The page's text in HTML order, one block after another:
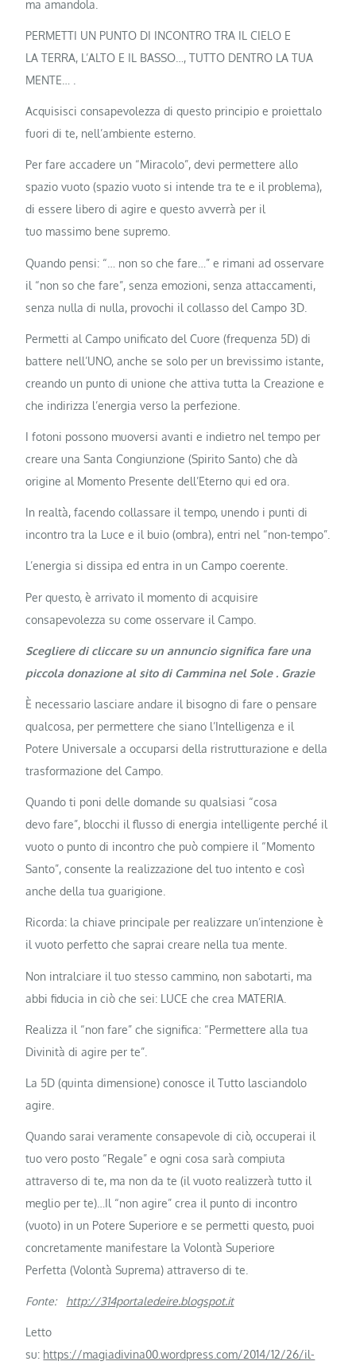
ma amandola.
PERMETTI UN PUNTO DI INCONTRO TRA IL CIELO E
LA TERRA, L’ALTO E IL BASSO…, TUTTO DENTRO LA TUA
MENTE… .
Acquisisci consapevolezza di questo principio e proiettalo
fuori di te, nell’ambiente esterno.
Per fare accadere un “Miracolo”, devi permettere allo
spazio vuoto (spazio vuoto si intende tra te e il problema),
di essere libero di agire e questo avverrà per il
tuo massimo bene supremo.
Quando pensi: “… non so che fare…” e rimani ad osservare
il “non so che fare”, senza emozioni, senza attaccamenti,
senza nulla di nulla, provochi il collasso del Campo 3D.
Permetti al Campo unificato del Cuore (frequenza 5D) di
battere nell’UNO, anche se solo per un brevissimo istante,
creando un punto di unione che attiva tutta la Creazione e
che indirizza l’energia verso la perfezione.
I fotoni possono muoversi avanti e indietro nel tempo per
creare una Santa Congiunzione (Spirito Santo) che dà
origine al Momento Presente dell’Eterno qui ed ora.
In realtà, facendo collassare il tempo, unendo i punti di
incontro tra la Luce e il buio (ombra), entri nel “non-tempo”.
L’energia si dissipa ed entra in un Campo coerente.
Per questo, è arrivato il momento di acquisire
consapevolezza su come osservare il Campo.
Scegliere di cliccare su un annuncio significa fare una
piccola donazione al sito di Cammina nel Sole . Grazie
È necessario lasciare andare il bisogno di fare o pensare
qualcosa, per permettere che siano l’Intelligenza e il
Potere Universale a occuparsi della ristrutturazione e della
trasformazione del Campo.
Quando ti poni delle domande su qualsiasi “cosa
devo fare”, blocchi il flusso di energia intelligente perché il
vuoto o punto di incontro che può compiere il “Momento
Santo”, consente la realizzazione del tuo intento e così
anche della tua guarigione.
Ricorda: la chiave principale per realizzare un’intenzione è
il vuoto perfetto che saprai creare nella tua mente.
Non intralciare il tuo stesso cammino, non sabotarti, ma
abbi fiducia in ciò che sei: LUCE che crea MATERIA.
Realizza il “non fare” che significa: “Permettere alla tua
Divinità di agire per te”.
La 5D (quinta dimensione) conosce il Tutto lasciandolo
agire.
Quando sarai veramente consapevole di ciò, occuperai il
tuo vero posto “Regale” e ogni cosa sarà compiuta
attraverso di te, ma non da te (il vuoto realizzerà tutto il
meglio per te)…Il “non agire” crea il punto di incontro
(vuoto) in un Potere Superiore e se permetti questo, puoi
concretamente manifestare la Volontà Superiore
Perfetta (Volontà Suprema) attraverso di te.
Fonte: http://314portaledeire.blogspot.it
Letto
su: https://magiadivina00.wordpress.com/2014/12/26/il-